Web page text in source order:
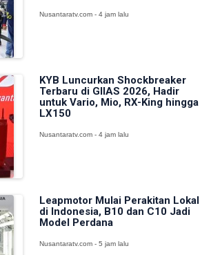
Nusantaratv.com - 4 jam lalu
KYB Luncurkan Shockbreaker
Terbaru di GIIAS 2026, Hadir
untuk Vario, Mio, RX-King hingga
LX150
Nusantaratv.com - 4 jam lalu
Leapmotor Mulai Perakitan Lokal
di Indonesia, B10 dan C10 Jadi
Model Perdana
Nusantaratv.com - 5 jam lalu